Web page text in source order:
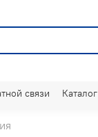
связи Каталог